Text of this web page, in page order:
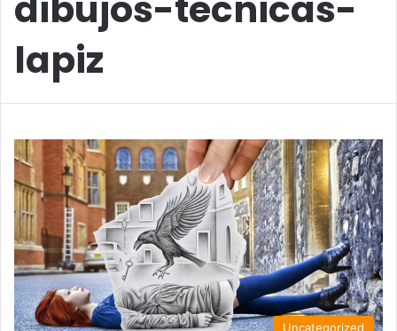
lapiz
Uncategorized